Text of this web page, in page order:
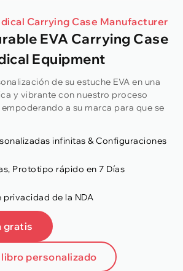
Carrying Case Manufacturer
EVA Carrying Case
Equipment
de su estuche EVA en una
y vibrante con nuestro proceso
a su marca para que se
infinitas & Configuraciones
Prototipo rápido en 7 Días
de la NDA
gratis
personalizado